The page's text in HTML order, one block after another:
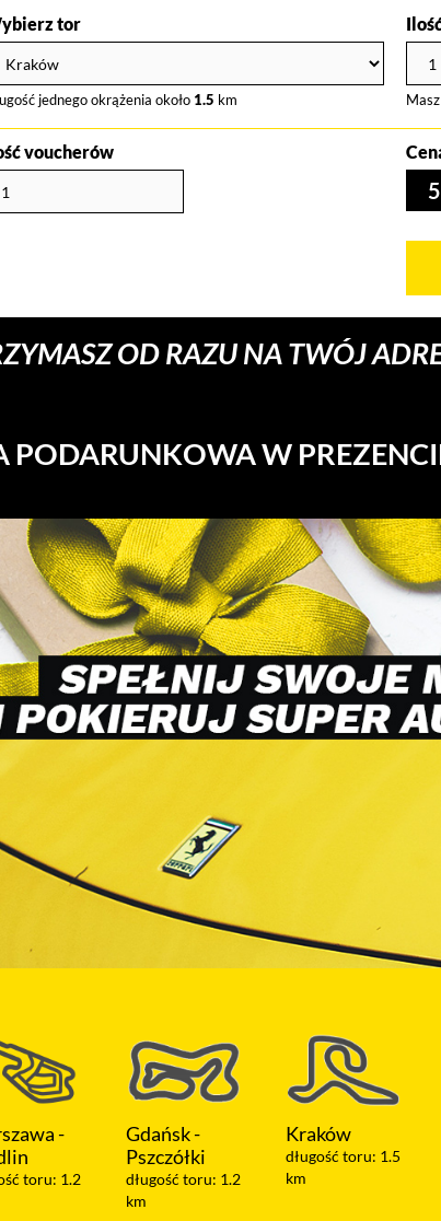
tor
jednego okrążenia około 1.5 km Masz
voucherów
OD RAZU NA TWÓJ
PODARUNKOWA W
-
toru: 1.2
Kraków
długość toru: 1.5
km
Koszalin
długość toru: 1.05
km